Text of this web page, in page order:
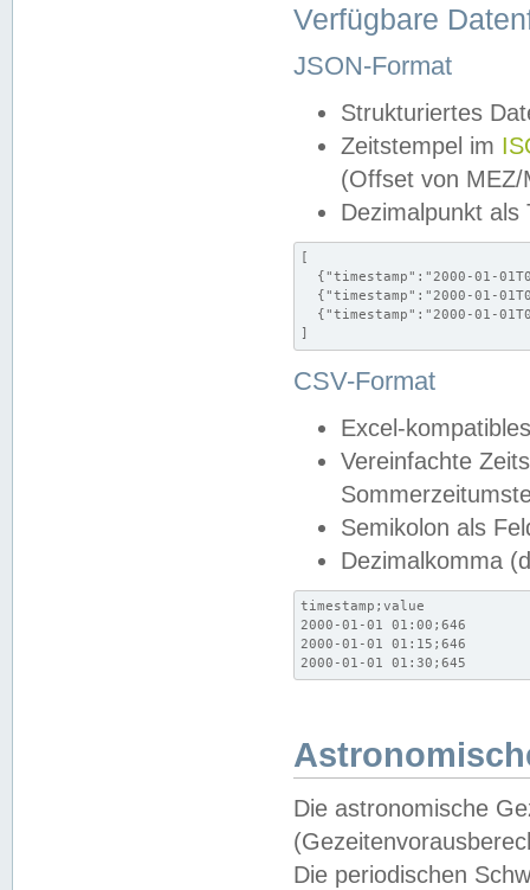
Verfügbare
JSON-Format
Strukturiertes
Zeitstempel im
(Offset von MEZ/
Dezimalpunkt als
[
{"timestamp":"2000-01-
{"timestamp":"2000-01-
{"timestamp":"2000-01-
]
CSV-Format
Excel-
Vereinfachte
Semikolon als
Dezimalkomma
timestamp;value
2000-01-01 01:00;646
2000-01-01 01:15;646
2000-01-01 01:30;645
Die astronomische
Die periodischen